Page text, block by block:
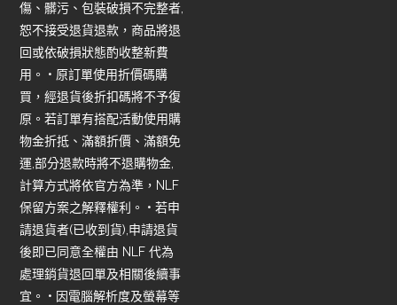
傷、髒污、包裝破損不完整者,
恕不接受退貨退款，商品將退
回或依破損狀態酌收整新費
用。 • 原訂單使用折價碼購
買，經退貨後折扣碼將不予復
原。若訂單有搭配活動使用購
物金折抵、滿額折價、滿額免
運,部分退款時將不退購物金,
計算方式將依官方為準，NLF
保留方案之解釋權利。 • 若申
請退貨者(已收到貨),申請退貨
後即已同意全權由 NLF 代為
處理銷貨退回單及相關後續事
宜。 • 因電腦解析度及螢幕等